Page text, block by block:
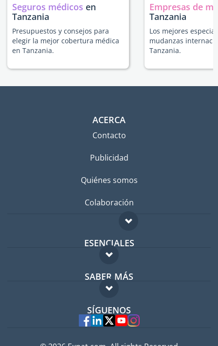
Seguros médicos en
Tanzania
Presupuestos y consejos para
elegir la mejor cobertura médica
en Tanzania.
Empresas de
Tanzania
Los mejores
mudanzas
Tanzania.
ACERCA
Contacto
Publicidad
Quiénes somos
Colaboración
ESENCIALES
Foro para expatriados
Guía para expatriados
Trabajos en el extranjero
SABER MÁS
FAQ
Expertos
SÍGUENOS